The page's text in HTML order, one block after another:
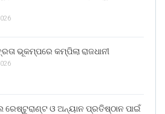
ଭୂକମ୍ପରେ କମ୍ପିଲା ରାଜଧାନୀ
ରେଷ୍ଟୁରାଣ୍ଟ ଓ ଅନ୍ୟାନ ପ୍ରତିଷ୍ଠାନ ପାଇଁ